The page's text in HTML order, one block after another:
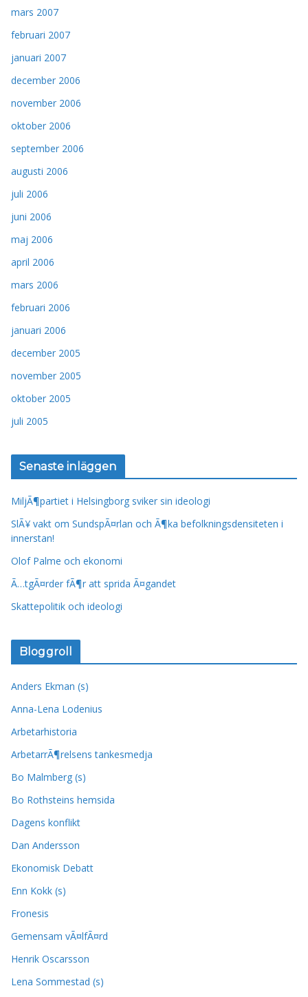
mars 2007
februari 2007
januari 2007
december 2006
november 2006
oktober 2006
september 2006
augusti 2006
juli 2006
juni 2006
maj 2006
april 2006
mars 2006
februari 2006
januari 2006
december 2005
november 2005
oktober 2005
juli 2005
Senaste inläggen
MiljÃ¶partiet i Helsingborg sviker sin ideologi
SlÃ¥ vakt om SundspÃ¤rlan och Ã¶ka befolkningsdensiteten i
innerstan!
Olof Palme och ekonomi
Ã…tgÃ¤rder fÃ¶r att sprida Ã¤gandet
Skattepolitik och ideologi
Bloggroll
Anders Ekman (s)
Anna-Lena Lodenius
Arbetarhistoria
ArbetarrÃ¶relsens tankesmedja
Bo Malmberg (s)
Bo Rothsteins hemsida
Dagens konflikt
Dan Andersson
Ekonomisk Debatt
Enn Kokk (s)
Fronesis
Gemensam vÃ¤lfÃ¤rd
Henrik Oscarsson
Lena Sommestad (s)